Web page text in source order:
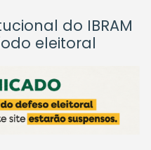
do IBRAM
eleitoral